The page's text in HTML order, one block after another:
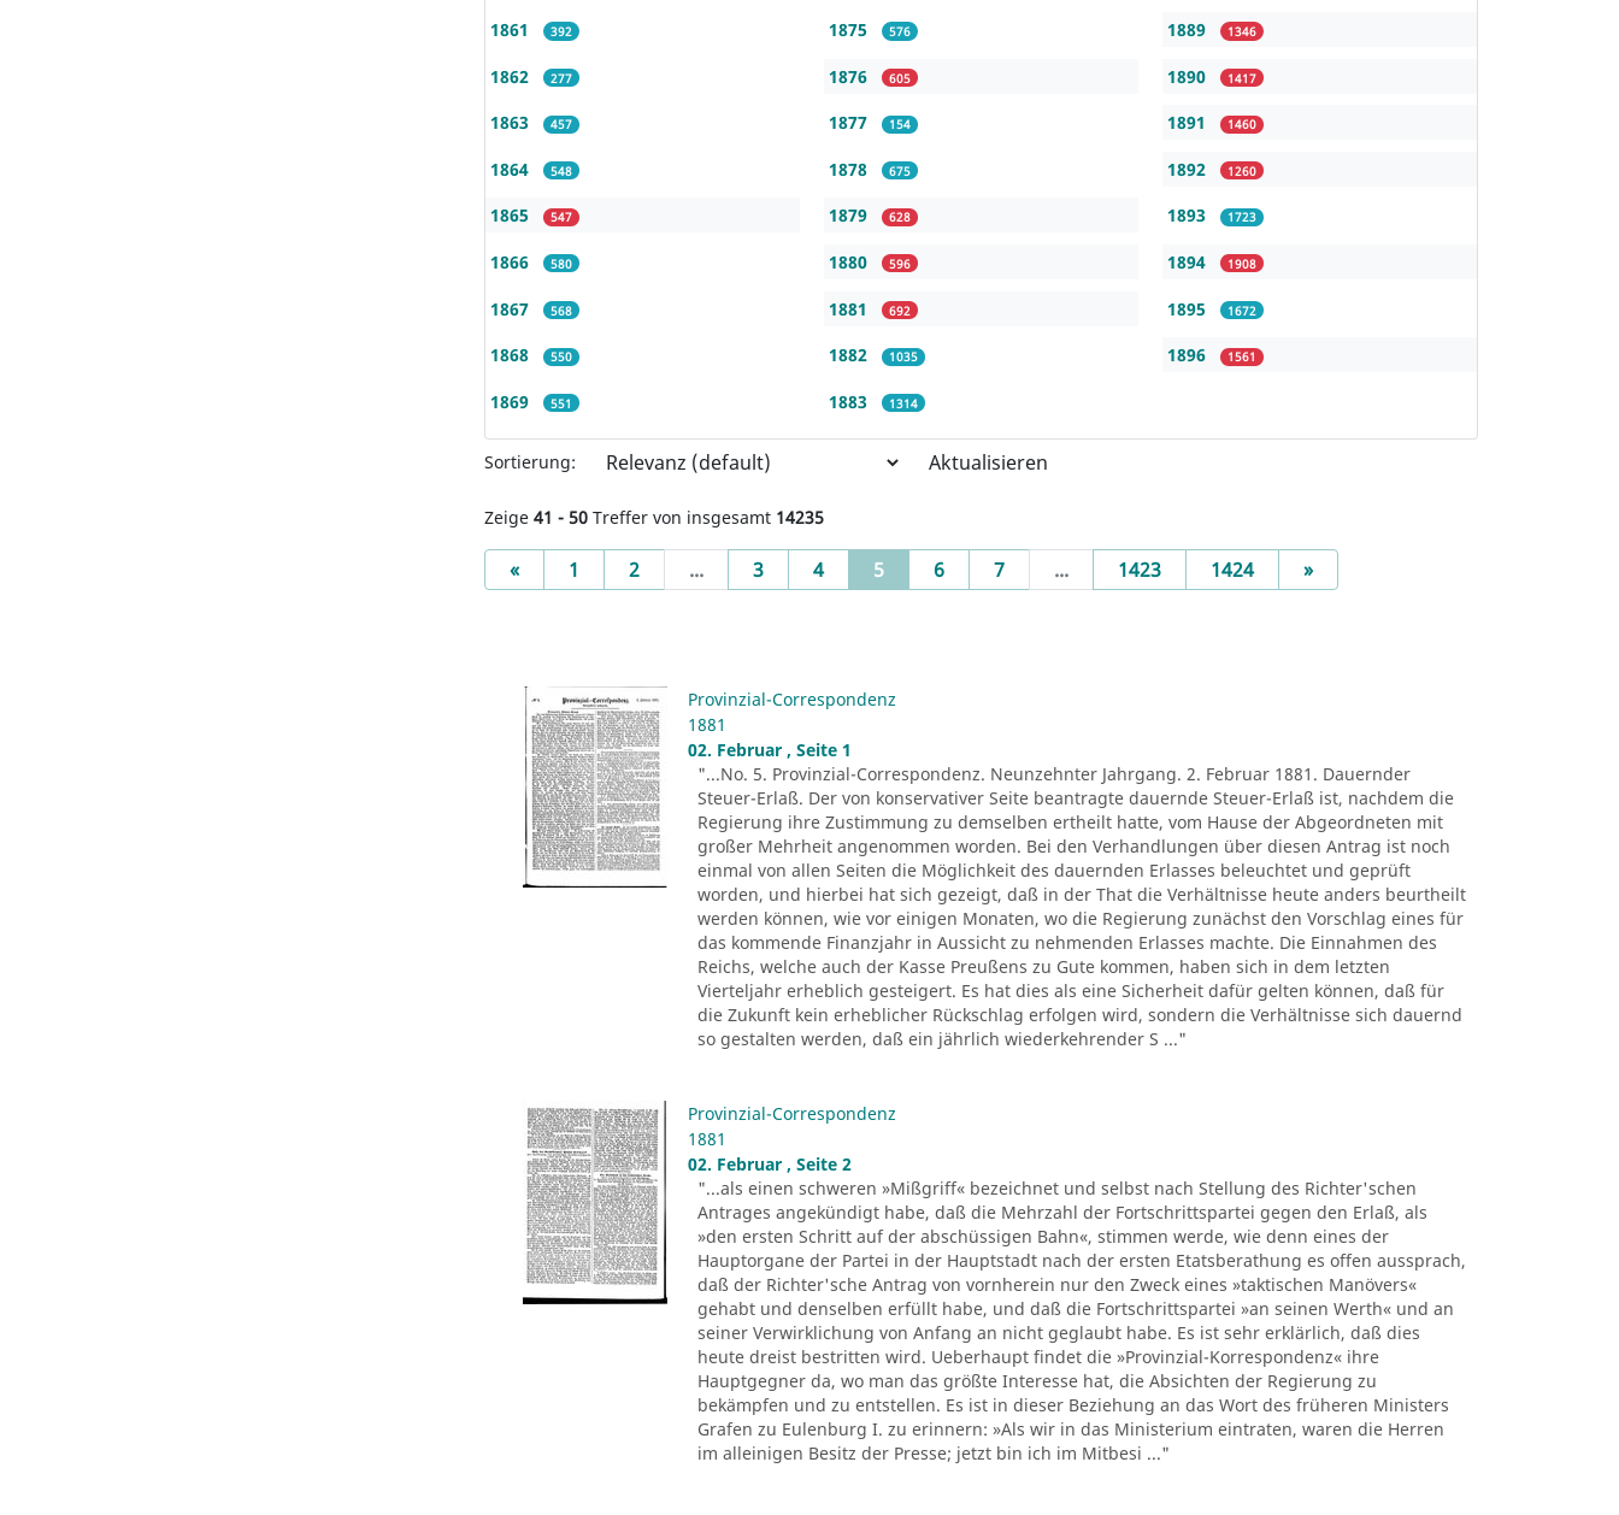
1861 392
1862 277
1863 457
1864 548
1865 547
1866 580
1867 568
1868 550
1869 551
1875 576
1876 605
1877 154
1878 675
1879 628
1880 596
1881 692
1882 1035
1883 1314
1889 1346
1890 1417
1891 1460
1892 1260
1893 1723
1894 1908
1895 1672
1896 1561
Sortierung: Aktualisieren
Zeige 41 - 50 Treffer von insgesamt 14235
«Previous
1 2 ... 3 4 5(current)
6 7 ... 1423 1424 »Next
Provinzial-Correspondenz
1881
02. Februar , Seite 1
"...No. 5. Provinzial-Correspondenz. Neunzehnter Jahrgang. 2. Februar 1881. Dauernder
Steuer-Erlaß. Der von konservativer Seite beantragte dauernde Steuer-Erlaß ist, nachdem die
Regierung ihre Zustimmung zu demselben ertheilt hatte, vom Hause der Abgeordneten mit
großer Mehrheit angenommen worden. Bei den Verhandlungen über diesen Antrag ist noch
einmal von allen Seiten die Möglichkeit des dauernden Erlasses beleuchtet und geprüft
worden, und hierbei hat sich gezeigt, daß in der That die Verhältnisse heute anders beurtheilt
werden können, wie vor einigen Monaten, wo die Regierung zunächst den Vorschlag eines für
das kommende Finanzjahr in Aussicht zu nehmenden Erlasses machte. Die Einnahmen des
Reichs, welche auch der Kasse Preußens zu Gute kommen, haben sich in dem letzten
Vierteljahr erheblich gesteigert. Es hat dies als eine Sicherheit dafür gelten können, daß für
die Zukunft kein erheblicher Rückschlag erfolgen wird, sondern die Verhältnisse sich dauernd
so gestalten werden, daß ein jährlich wiederkehrender S ..."
Provinzial-Correspondenz
1881
02. Februar , Seite 2
"...als einen schweren »Mißgriff« bezeichnet und selbst nach Stellung des Richter'schen
Antrages angekündigt habe, daß die Mehrzahl der Fortschrittspartei gegen den Erlaß, als
»den ersten Schritt auf der abschüssigen Bahn«, stimmen werde, wie denn eines der
Hauptorgane der Partei in der Hauptstadt nach der ersten Etatsberathung es offen aussprach,
daß der Richter'sche Antrag von vornherein nur den Zweck eines »taktischen Manövers«
gehabt und denselben erfüllt habe, und daß die Fortschrittspartei »an seinen Werth« und an
seiner Verwirklichung von Anfang an nicht geglaubt habe. Es ist sehr erklärlich, daß dies
heute dreist bestritten wird. Ueberhaupt findet die »Provinzial-Korrespondenz« ihre
Hauptgegner da, wo man das größte Interesse hat, die Absichten der Regierung zu
bekämpfen und zu entstellen. Es ist in dieser Beziehung an das Wort des früheren Ministers
Grafen zu Eulenburg I. zu erinnern: »Als wir in das Ministerium eintraten, waren die Herren
im alleinigen Besitz der Presse; jetzt bin ich im Mitbesi ..."